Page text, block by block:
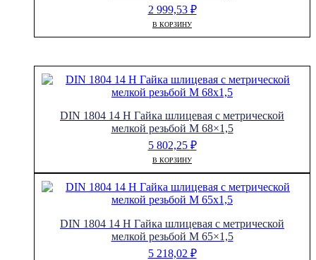
2 999,53 ₽
В КОРЗИНУ
DIN 1804 14 H Гайка шлицевая с метрической
мелкой резьбой M 68×1,5
5 802,25 ₽
В КОРЗИНУ
DIN 1804 14 H Гайка шлицевая с метрической
мелкой резьбой M 65×1,5
5 218,02 ₽